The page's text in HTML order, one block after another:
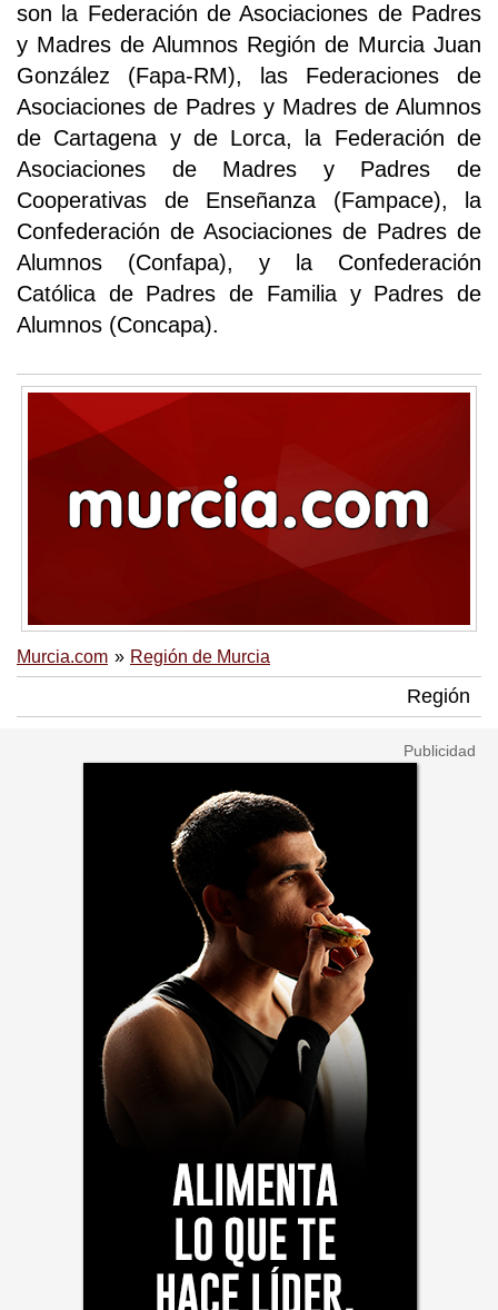
son la Federación de Asociaciones de Padres
y Madres de Alumnos Región de Murcia Juan
González (Fapa-RM), las Federaciones de
Asociaciones de Padres y Madres de Alumnos
de Cartagena y de Lorca, la Federación de
Asociaciones de Madres y Padres de
Cooperativas de Enseñanza (Fampace), la
Confederación de Asociaciones de Padres de
Alumnos (Confapa), y la Confederación
Católica de Padres de Familia y Padres de
Alumnos (Concapa).
Murcia.com Región de Murcia
Región